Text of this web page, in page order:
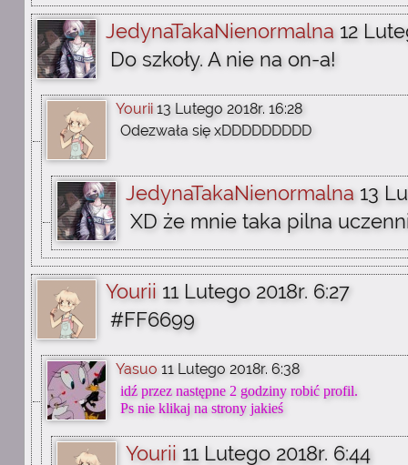
JedynaTakaNienormalna 12
Do szkoły. A nie na on-a!
Yourii 13 Lutego 2018r. 16:28
Odezwała się xDDDDDDDDD
JedynaTakaNienormalna 13
XD że mnie taka pilna
Yourii 11 Lutego 2018r. 6:27
#FF6699
Yasuo 11 Lutego 2018r. 6:38
idź przez następne 2 godziny robić profil.
Ps nie klikaj na strony jakieś
Yourii 11 Lutego 2018r. 6:44